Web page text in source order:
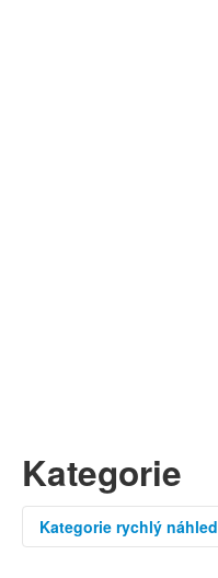
Kategorie
Kategorie rychlý náhled